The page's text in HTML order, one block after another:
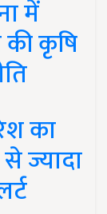
में
की कृषि
का
ज्यादा